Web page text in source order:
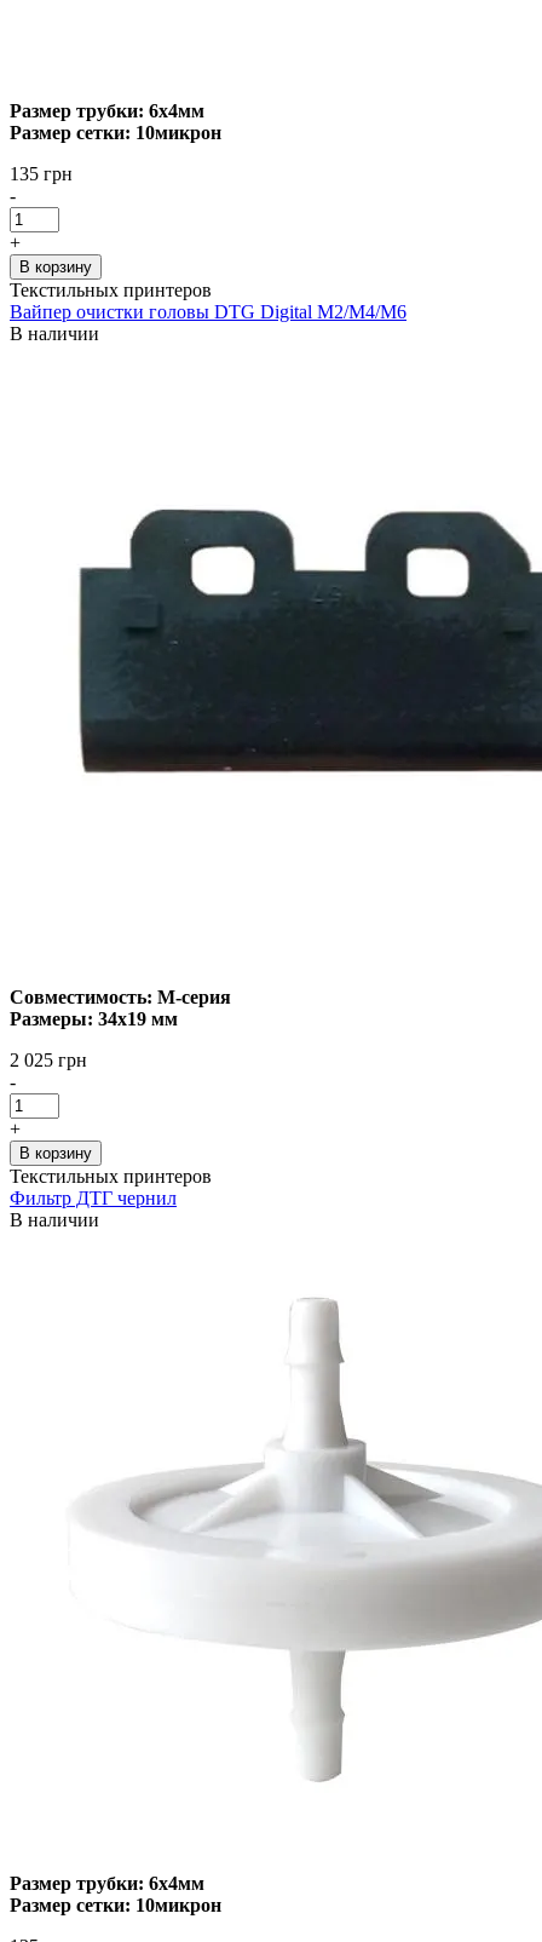
Размер трубки: 6х4мм
Размер сетки: 10микрон
135 грн
-
+
В корзину
Текстильных принтеров
Вайпер очистки головы DTG Digital M2/M4/M6
В наличии
Совместимость: М-серия
Размеры: 34х19 мм
2 025 грн
-
+
В корзину
Текстильных принтеров
Фильтр ДТГ чернил
В наличии
Размер трубки: 6х4мм
Размер сетки: 10микрон